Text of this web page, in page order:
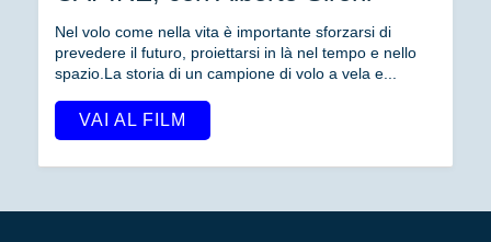
Nel volo come nella vita è importante sforzarsi di
prevedere il futuro, proiettarsi in là nel tempo e nello
spazio.La storia di un campione di volo a vela e...
VAI AL FILM